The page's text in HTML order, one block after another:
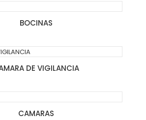
BOCINAS
DE VIGILANCIA
CAMARAS